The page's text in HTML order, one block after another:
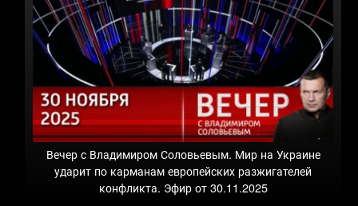
Вечер с Владимиром Соловьевым. Мир на Украине
ударит по карманам европейских разжигателей
конфликта. Эфир от 30.11.2025